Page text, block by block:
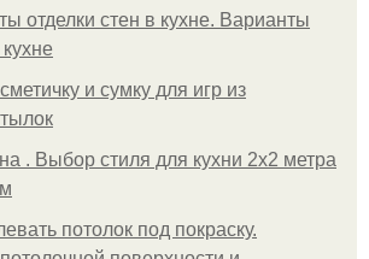
отделки стен в кухне. Варианты
и сумку для игр из
. Выбор стиля для кухни 2х2 метра
потолок под покраску.